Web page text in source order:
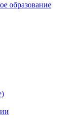
образование